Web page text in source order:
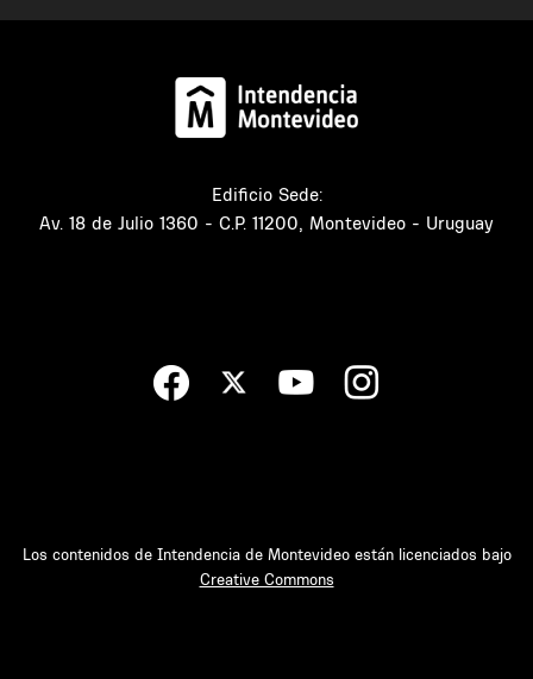
Edificio Sede:
Av. 18 de Julio 1360 - C.P. 11200, Montevideo - Uruguay
Los contenidos de Intendencia de Montevideo están licenciados bajo
Creative Commons